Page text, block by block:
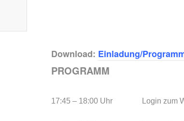
Download: Einladung/
PROGRAMM
17:45 – 18:00 Uhr Login zum